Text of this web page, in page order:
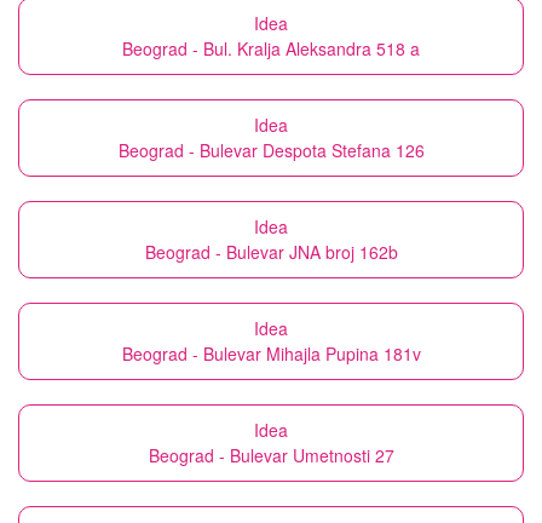
Idea
Beograd - Bul. Kralja Aleksandra 518 a
Idea
Beograd - Bulevar Despota Stefana 126
Idea
Beograd - Bulevar JNA broj 162b
Idea
Beograd - Bulevar Mihajla Pupina 181v
Idea
Beograd - Bulevar Umetnosti 27